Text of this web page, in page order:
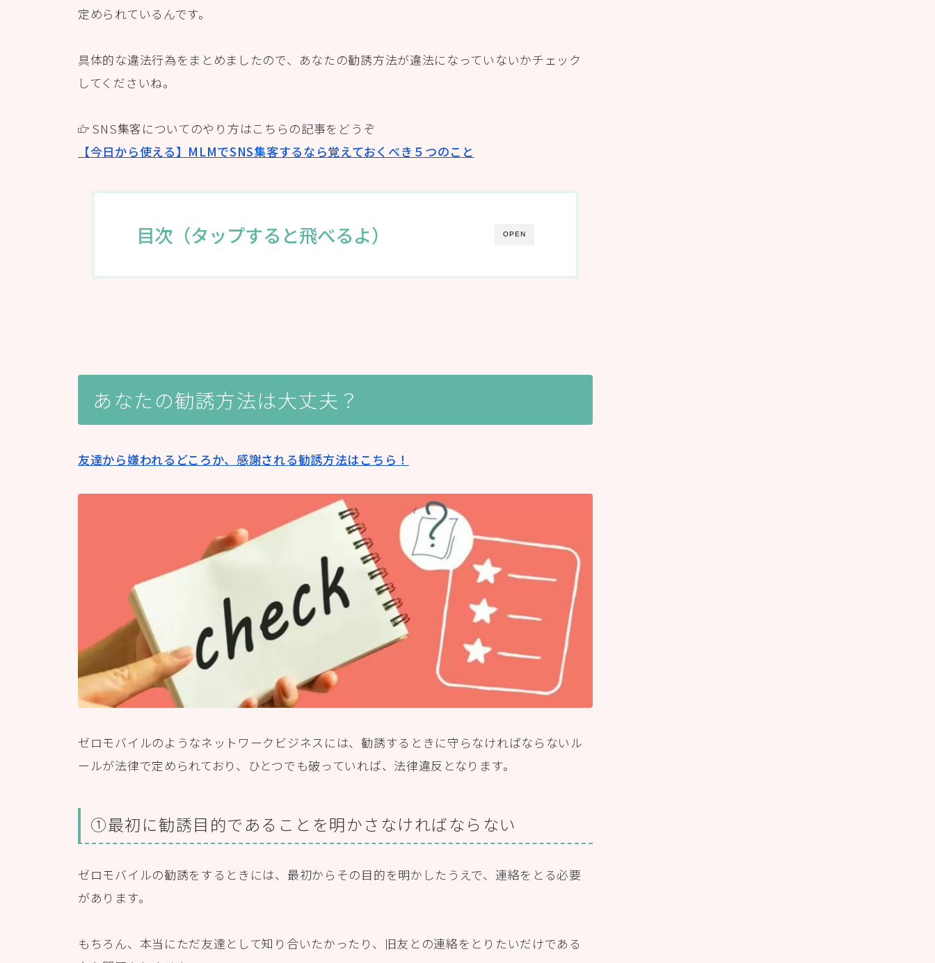
定められているんです。
具体的な違法行為をまとめましたので、あなたの勧誘方法が違法になっていないかチェック
してくださいね。
SNS集客についてのやり方はこちらの記事をどうぞ
【今日から使える】MLMでSNS集客するなら覚えておくべき５つのこと
OPEN
目次（タップすると飛べるよ）
あなたの勧誘方法は大丈夫？
友達から嫌われるどころか、感謝される勧誘方法はこちら！
ゼロモバイルのようなネットワークビジネスには、勧誘するときに守らなければならないル
ールが法律で定められており、ひとつでも破っていれば、法律違反となります。
①最初に勧誘目的であることを明かさなければならない
ゼロモバイルの勧誘をするときには、最初からその目的を明かしたうえで、連絡をとる必要
があります。
もちろん、本当にただ友達として知り合いたかったり、旧友との連絡をとりたいだけである